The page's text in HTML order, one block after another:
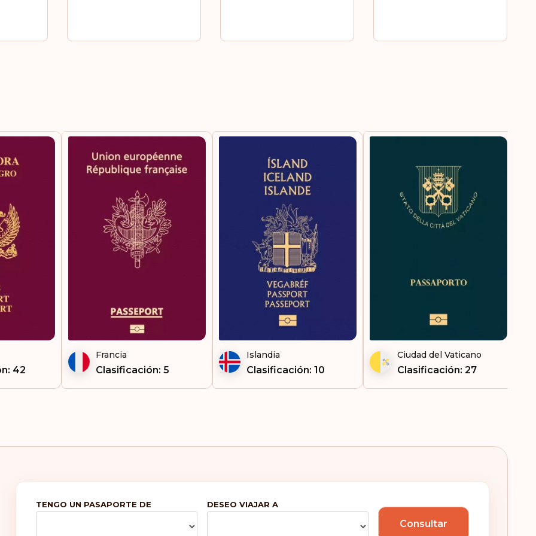
42
Francia
Clasificación: 5
Islandia
Clasificación: 10
Ciudad del Vaticano
Clasificación: 27
TENGO UN PASAPORTE DE DESEO VIAJAR A
Consultar